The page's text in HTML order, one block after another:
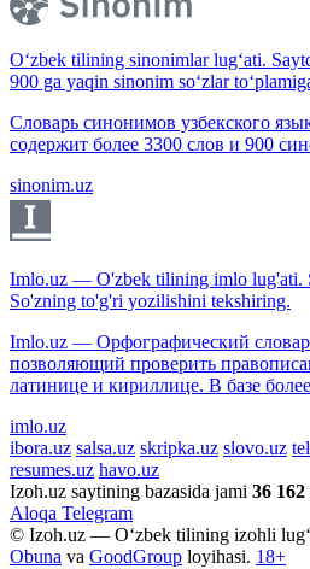
O‘zbek tilining sinonimlar lug‘ati.
900 ga yaqin sinonim so‘zlar
Словарь синонимов узбекского
содержит более 3300 слов и 900
sinonim.uz
Imlo.uz — O'zbek tilining imlo lug'ati.
So'zning to'g'ri yozilishini tekshiring.
Imlo.uz — Орфографический
позволяющий проверить
латинице и кириллице. В базе
imlo.uz
ibora.uz salsa.uz skripka.uz slovo.uz
resumes.uz havo.uz
Izoh.uz saytining bazasida jami 36 162
Aloqa Telegram
© Izoh.uz — O‘zbek tilining izohli
Obuna va GoodGroup loyihasi. 18+